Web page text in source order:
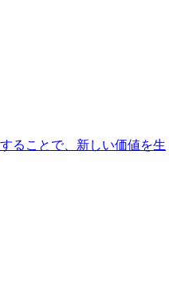
ることで、新しい価値を生